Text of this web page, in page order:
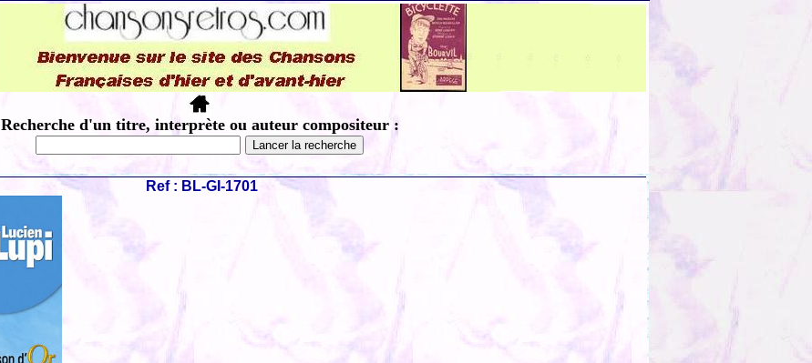
Recherche d'un titre, interprète ou auteur compositeur :
Ref : BL-GI-1701